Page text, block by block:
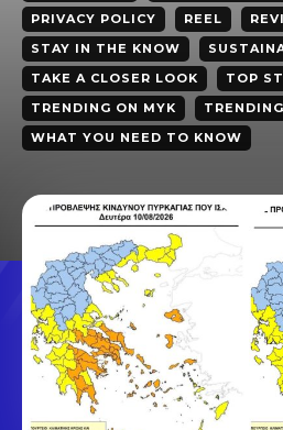
PRIVACY POLICY
REEL
STAY IN THE KNOW
TAKE A CLOSER LOOK
TOP
TRENDING ON MYK
WHAT YOU NEED TO KNOW